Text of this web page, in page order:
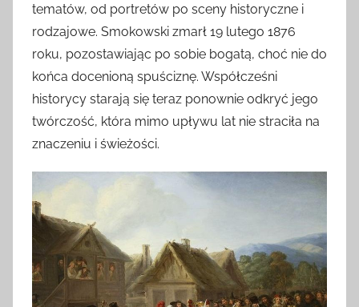
tematów, od portretów po sceny historyczne i
rodzajowe. Smokowski zmarł 19 lutego 1876
roku, pozostawiając po sobie bogatą, choć nie do
końca docenioną spuściznę. Współcześni
historycy starają się teraz ponownie odkryć jego
twórczość, która mimo upływu lat nie straciła na
znaczeniu i świeżości.